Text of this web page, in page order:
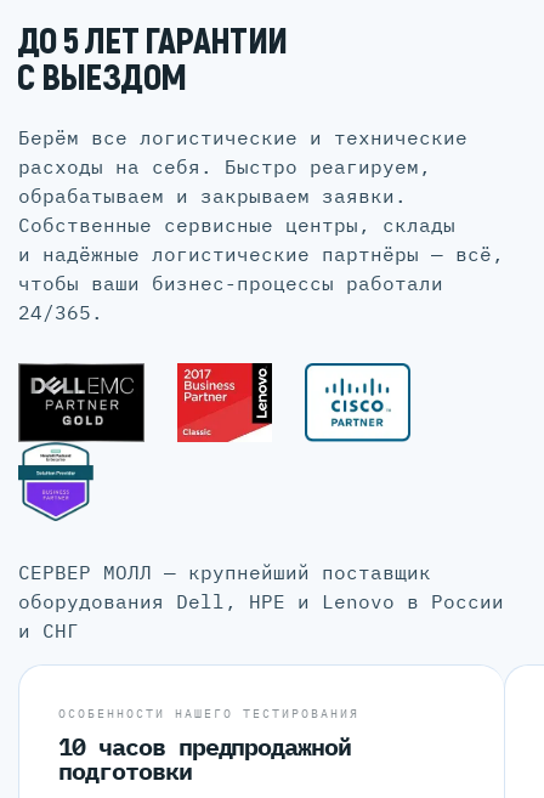
ДО 5 ЛЕТ ГАРАНТИИ
С ВЫЕЗДОМ
Берём все логистические и технические
расходы на себя. Быстро реагируем,
обрабатываем и закрываем заявки.
Собственные сервисные центры, склады
и надёжные логистические партнёры — всё,
чтобы ваши бизнес-процессы работали
24/365.
СЕРВЕР МОЛЛ — крупнейший поставщик
оборудования Dell, HPE и Lenovo в России
и СНГ
ОСОБЕННОСТИ НАШЕГО ТЕСТИРОВАНИЯ
10 часов предпродажной
подготовки